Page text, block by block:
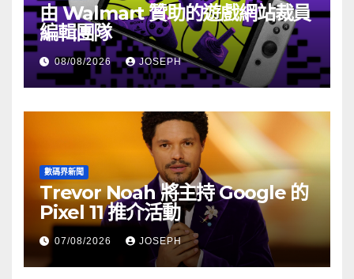
由 Walmart 贊助的遊戲網站裁員
編輯團隊
08/08/2026 JOSEPH
數碼界新聞
Trevor Noah 將主持 Google 的
Pixel 11 推介活動
07/08/2026 JOSEPH